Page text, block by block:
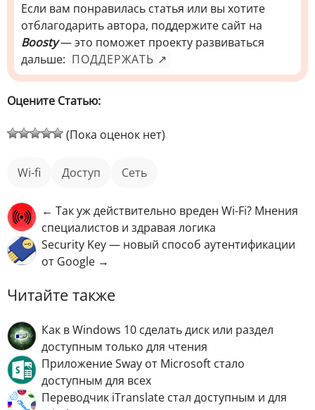
Если вам понравилась статья или вы хотите
отблагодарить автора, поддержите сайт на
Boosty— это поможет проекту развиваться
дальше: ПОДДЕРЖАТЬ ↗
Оцените Статью:
(Пока оценок нет)
wi-fi доступ Сеть
← Так уж действительно вреден Wi-Fi? Мнения
специалистов и здравая логика
Security Key — новый способ аутентификации
от Google →
Читайте также
Как в Windows 10 сделать диск или раздел
доступным только для чтения
Приложение Sway от Microsoft стало
доступным для всех
Переводчик iTranslate стал доступным и для